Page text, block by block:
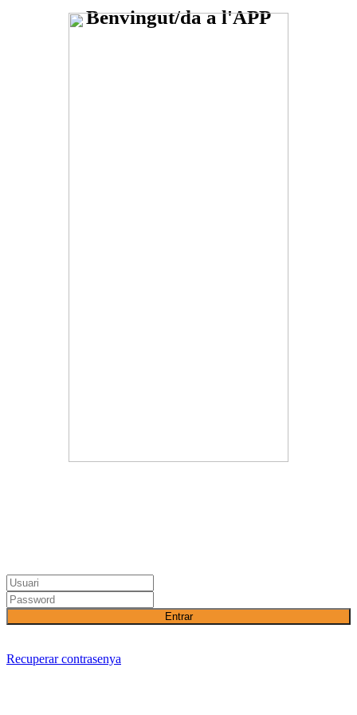
Benvingut/da a l'APP
Entrar
Recuperar contrasenya